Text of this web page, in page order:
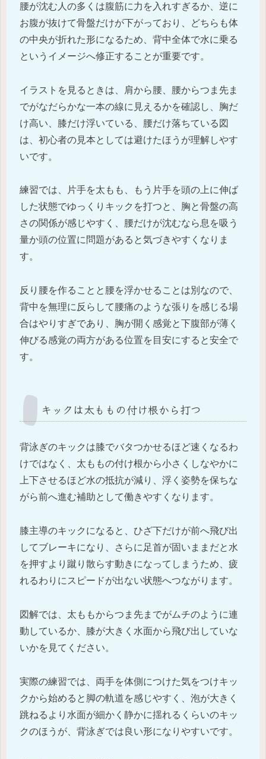
腰が沈む人の多くは腹筋に力を入れすぎるか、逆に
お腹が抜けて骨盤だけが下がっており、どちらも体
の中央が折れた形になるため、背中全体で水に乗る
というイメージへ修正することが重要です。
イラストを見るときは、肩から腰、腰からつま先ま
でがなだらかな一本の線に見えるかを確認し、胸だ
け高い、膝だけ浮いている、腰だけ落ちている図
は、初心者の見本としては避けたほうが理解しやす
いです。
練習では、片手を太もも、もう片手を頭の上に伸ば
した状態でゆっくりキックを打つと、胸と骨盤の高
さの関係が感じやすく、腰だけが沈むなら息を吸う
量か頭の位置に問題があると気づきやすくなりま
す。
反り腰を作ることと腰を浮かせることは別なので、
背中を無理に反らして腰痛のような張りを感じる場
合はやりすぎであり、胸が開く感覚と下腹部が薄く
伸びる感覚の両方がある位置を目安にすると安全で
す。
キックは太ももの付け根から打つ
背泳ぎのキックは膝でバタつかせるほど速くなるわ
けではなく、太ももの付け根から小さくしなやかに
上下させるほど水の抵抗が減り、浮く姿勢を保ちな
がら前へ進む補助として働きやすくなります。
膝主導のキックになると、ひざ下だけが前へ飛び出
してブレーキになり、さらに足首が固いままだと水
を押すより蹴り散らす動きになってしまうため、疲
れるわりにスピードが出ない状態へつながります。
図解では、太ももからつま先までがムチのように連
動しているか、膝が大きく水面から飛び出していな
いかを見てください。
実際の練習では、両手を体側につけた気をつけキッ
クから始めると脚の軌道を感じやすく、泡が大きく
跳ねるより水面が細かく静かに揺れるくらいのキッ
クのほうが、背泳ぎでは良い形になりやすいです。